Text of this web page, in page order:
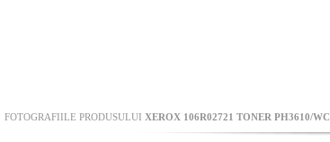
FOTOGRAFIILE PRODUSULUI XEROX 106R02721 TONER PH3610/